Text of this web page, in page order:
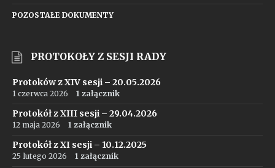
POZOSTAŁE DOKUMENTY
PROTOKOŁY Z SESJI RADY
Protoków z XIV sesji – 20.05.2026
1 czerwca 2026 1 załącznik
Protokół z XIII sesji – 29.04.2026
12 maja 2026 1 załącznik
Protokół z XI sesji – 10.12.2025
25 lutego 2026 1 załącznik